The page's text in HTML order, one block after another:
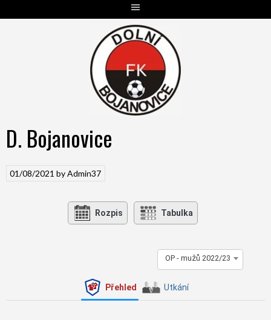
D. Bojanovice
01/08/2021 byAdmin37
Rozpis Tabulka
OP - mužů 2022/23
Přehled Utkání